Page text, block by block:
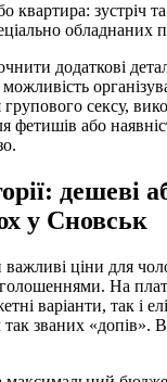
квартира: зустріч
обладнаних
додаткові
сексу,
фетишів або
дешеві
у Сновськ
ціни для
На
варіанти, так і
званих «допів».